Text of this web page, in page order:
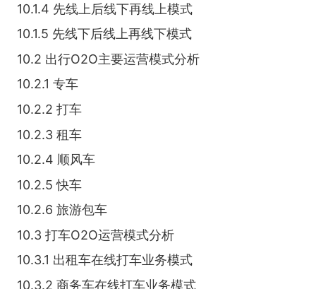
10.1.4 先线上后线下再线上模式
10.1.5 先线下后线上再线下模式
10.2 出行O2O主要运营模式分析
10.2.1 专车
10.2.2 打车
10.2.3 租车
10.2.4 顺风车
10.2.5 快车
10.2.6 旅游包车
10.3 打车O2O运营模式分析
10.3.1 出租车在线打车业务模式
10.3.2 商务车在线打车业务模式